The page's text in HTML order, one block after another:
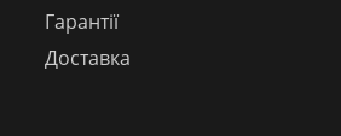
Гарантії
Доставка